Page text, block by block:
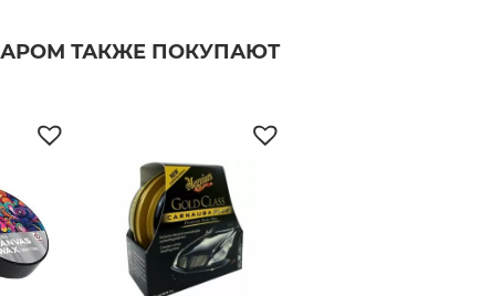
ТАКЖЕ ПОКУПАЮТ